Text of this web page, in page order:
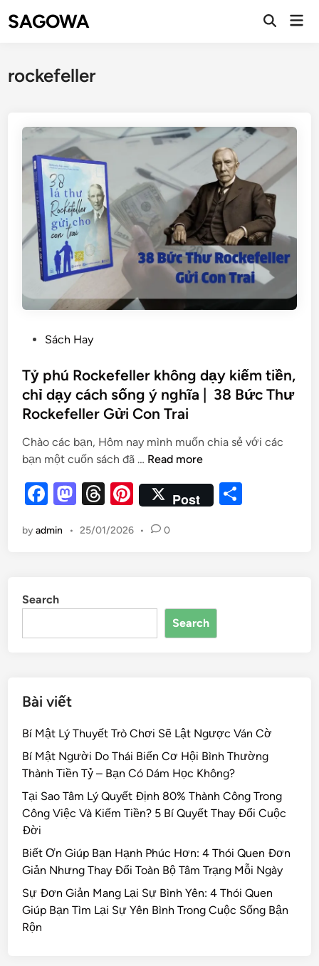
SAGOWA
rockefeller
Sách Hay
Tỷ phú Rockefeller không dạy kiếm tiền,
chỉ dạy cách sống ý nghĩa | 38 Bức Thư
Rockefeller Gửi Con Trai
Chào các bạn, Hôm nay mình muốn chia sẻ với các
bạn một cuốn sách đã … Read more
F
c
o
o
M
to
n
T
e
s
Pi
er
Post
byadmin • 25/01/2026 • 0
Search
Search
Bài viết
Bí Mật Lý Thuyết Trò Chơi Sẽ Lật Ngược Ván Cờ
Bí Mật Người Do Thái Biến Cơ Hội Bình Thường
Thành Tiền Tỷ – Bạn Có Dám Học Không?
Tại Sao Tâm Lý Quyết Định 80% Thành Công Trong
Công Việc Và Kiếm Tiền? 5 Bí Quyết Thay Đổi Cuộc
Đời
Biết Ơn Giúp Bạn Hạnh Phúc Hơn: 4 Thói Quen Đơn
Giản Nhưng Thay Đổi Toàn Bộ Tâm Trạng Mỗi Ngày
Sự Đơn Giản Mang Lại Sự Bình Yên: 4 Thói Quen
Giúp Bạn Tìm Lại Sự Yên Bình Trong Cuộc Sống Bận
Rộn